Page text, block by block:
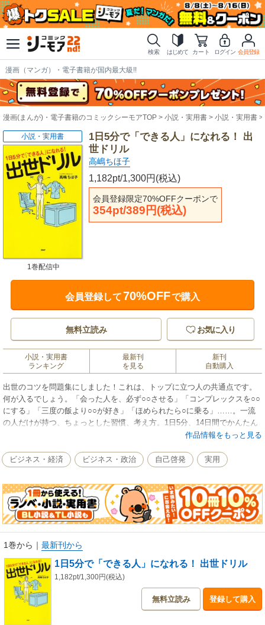
検索 はじめて カート ログイン 会員登録
漫画（マンガ）・電子書籍が国内最大級!!
漫画(まんが)・電子書籍のコミックシーモアTOP 小説・実用書 小説・実用書
1日5分で「できる人」になれる！ 出
世ドリル
高嶋ちほ子
1,182pt/1,300円(税込)
会員登録限定70%OFFクーポンで
354pt/389円(税込)
小説・実用書
1巻配信中
会員登録して70%OFFで購入
無料立読み お気に入り
小説・実用書
ランキング
最新刊
を見る
新刊
自動購入
出世のコツを問題集にしました！これは、トップに立つ人の共通点です。
何が入るでしょう。「会った人を、必ず○○させる」「コンプレックスを○○
にする」「三度の飯より○○が好き」「ほめられたら○に乗る」……。一流
の人だけが持つ、ちょっとした習慣、考え方。1日5分、14日間でかんたん
にそのような「出世力」がつきます。“頑張っているのに、マジメなのに報
が生まれ変わる実感がジワジワときます。無理なく、ムダなく成長したい
人、必見の「世界一めんどうくさくない成功本」です。
作品情報をもっと見る
ビジネス・経済 ビジネス・政治 自己啓発 実用
1巻から ｜ 最新刊から
1日5分で「できる人」になれる！ 出世ドリル
1,182pt/1,300円(税込)
無料立読み 登録して購入